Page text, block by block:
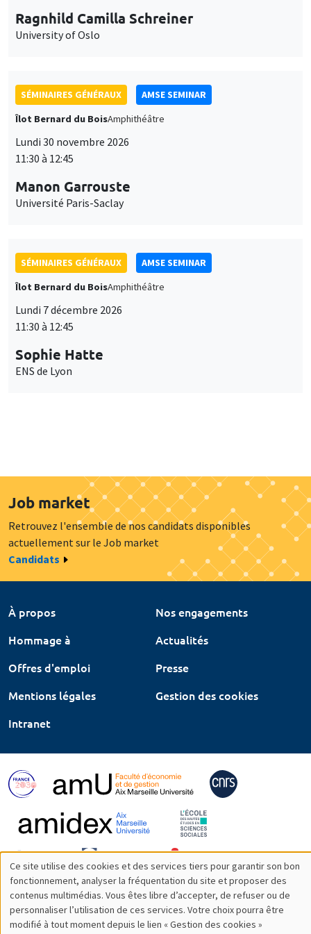
Ragnhild Camilla Schreiner
University of Oslo
SÉMINAIRES GÉNÉRAUX
AMSE SEMINAR
Îlot Bernard du BoisAmphithéâtre
Lundi 30 novembre 2026
11:30 à 12:45
Manon Garrouste
Université Paris-Saclay
SÉMINAIRES GÉNÉRAUX
AMSE SEMINAR
Îlot Bernard du BoisAmphithéâtre
Lundi 7 décembre 2026
11:30 à 12:45
Sophie Hatte
ENS de Lyon
Job market
Retrouvez l'ensemble de nos candidats disponibles
actuellement sur le Job market
Candidats
À propos
Nos engagements
Hommage à
Actualités
Offres d'emploi
Presse
Mentions légales
Gestion des cookies
Intranet
Utilisation
des
Ce site utilise des cookies et des services tiers pour garantir son bon
fonctionnement, analyser la fréquentation du site et proposer des
contenus multimédias. Vous êtes libre d’accepter, de refuser ou de
personnaliser l’utilisation de ces services. Votre choix pourra être
modifié à tout moment depuis le lien « Gestion des cookies »